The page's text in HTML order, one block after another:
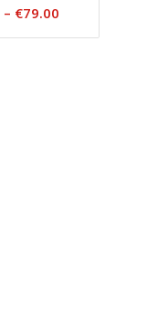
– €79.00
€39.00